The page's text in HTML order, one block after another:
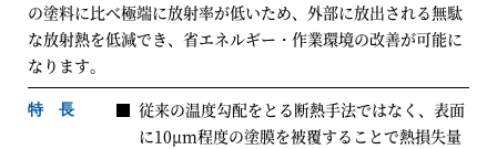
の塗料に比べ極端に放射率が低いため、外部に放出される無駄
な放射熱を低減でき、省エネルギー・作業環境の改善が可能に
なります。
特 長
従来の温度勾配をとる断熱手法ではなく、表面
に10μm程度の塗膜を被覆することで熱損失量